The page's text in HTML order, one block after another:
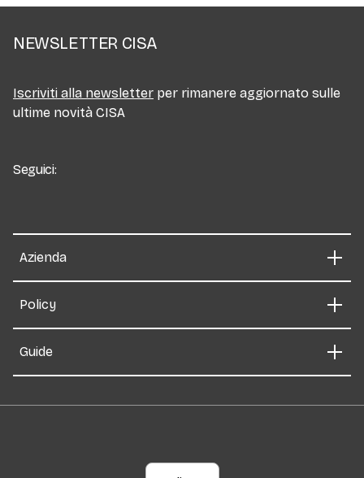
NEWSLETTER CISA
Iscriviti alla newsletter per rimanere aggiornato sulle
ultime novità CISA
Seguici:
Azienda
Policy
Guide